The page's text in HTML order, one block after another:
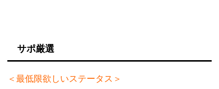
サポ厳選
＜最低限欲しいステータス＞